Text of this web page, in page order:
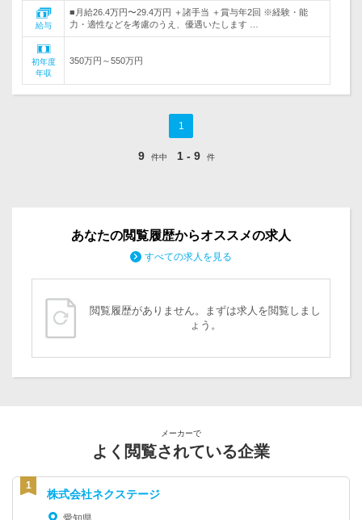
給与
■月給26.4万円〜29.4万円 ＋諸手当 ＋賞与年2回 ※経験・能
力・適性などを考慮のうえ、優遇いたします …
初年度
年収
350万円～550万円
1
9 件中 1 - 9 件
あなたの閲覧履歴からオススメの求人
すべての求人を見る
閲覧履歴がありません。まずは求人を閲覧しまし
ょう。
メーカーで
よく閲覧されている企業
株式会社ネクステージ